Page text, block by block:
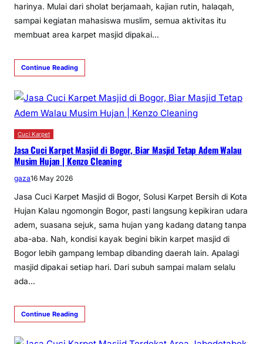
harinya. Mulai dari sholat berjamaah, kajian rutin, halaqah,
sampai kegiatan mahasiswa muslim, semua aktivitas itu
membuat area karpet masjid dipakai…
Continue Reading
Cuci Karpet
Jasa Cuci Karpet Masjid di Bogor, Biar Masjid Tetap Adem Walau
Musim Hujan | Kenzo Cleaning
gaza16 May 2026
Jasa Cuci Karpet Masjid di Bogor, Solusi Karpet Bersih di Kota
Hujan Kalau ngomongin Bogor, pasti langsung kepikiran udara
adem, suasana sejuk, sama hujan yang kadang datang tanpa
aba-aba. Nah, kondisi kayak begini bikin karpet masjid di
Bogor lebih gampang lembap dibanding daerah lain. Apalagi
masjid dipakai setiap hari. Dari subuh sampai malam selalu
ada…
Continue Reading